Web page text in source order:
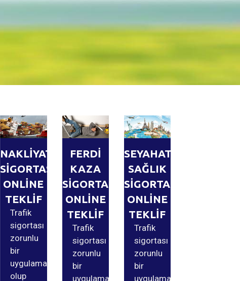
NAKLİYAT
SİGORTASI
ONLİNE
TEKLİF
Trafik
sigortası
zorunlu
bir
uygulama
olup
FERDİ
KAZA
SİGORTASI
ONLİNE
TEKLİF
Trafik
sigortası
zorunlu
bir
uygulama
SEYAHAT
SAĞLIK
SİGORTASI
ONLİNE
TEKLİF
Trafik
sigortası
zorunlu
bir
uygulama